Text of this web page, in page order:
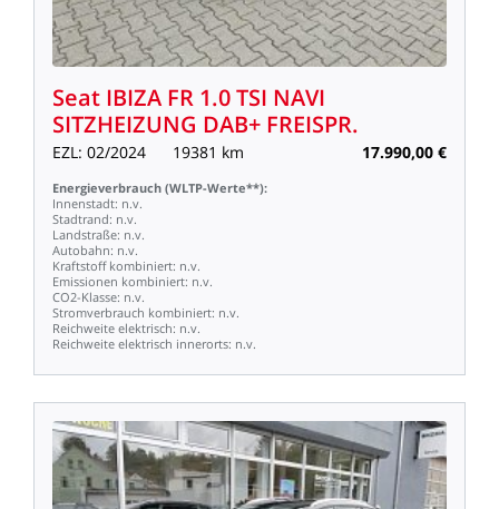
Seat IBIZA FR 1.0TSI NAVI
SITZHEIZUNG DAB+ FREISPR.
EZL: 02/2024 19381 km 17.990,00 €
Energieverbrauch (WLTP-Werte**):
Innenstadt: n.v.
Stadtrand: n.v.
Landstraße: n.v.
Autobahn: n.v.
Kraftstoff kombiniert: n.v.
Emissionen kombiniert: n.v.
CO2-Klasse: n.v.
Stromverbrauch kombiniert: n.v.
Reichweite elektrisch: n.v.
Reichweite elektrisch innerorts: n.v.